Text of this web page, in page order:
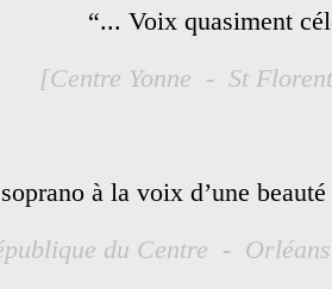
“... Voix quasiment
[Centre Yonne - St
à la voix d’une
du Centre -